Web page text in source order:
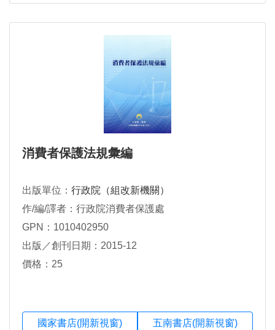
消費者保護法規彙編
出版單位： 行政院（組改新機關）
作/編/譯者：行政院消費者保護處
GPN：1010402950
出版／創刊日期：2015-12
價格：25
國家書店(開新視窗) 五南書店(開新視窗)